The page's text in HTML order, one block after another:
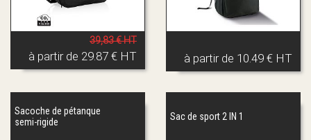
39,83 € HT
à partir de 29.87 € HT à partir de 10.49 € HT
Sacoche de pétanque
semi-rigide
Sac de sport 2 IN 1